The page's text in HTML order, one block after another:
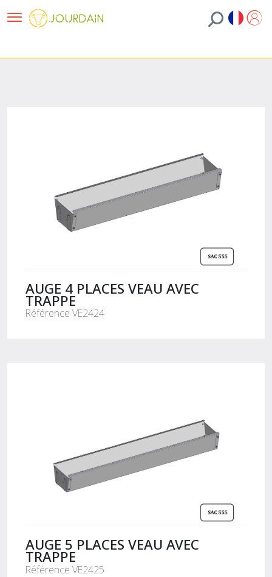
AUGE 4 PLACES VEAU AVEC
TRAPPE
Référence VE2424
AUGE 5 PLACES VEAU AVEC
TRAPPE
Référence VE2425